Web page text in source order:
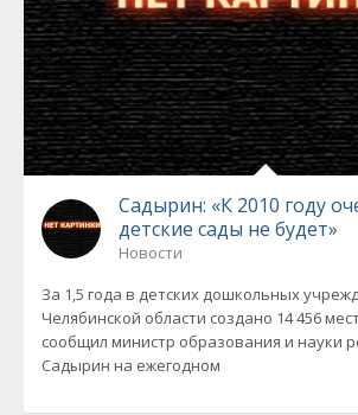
Садырин: «К 2010 году
детские сады не будет»
Новости
За 1,5 года в детских дошкольных
Челябинской области создано 14 456
сообщил министр образования и науки
Садырин на ежегодном